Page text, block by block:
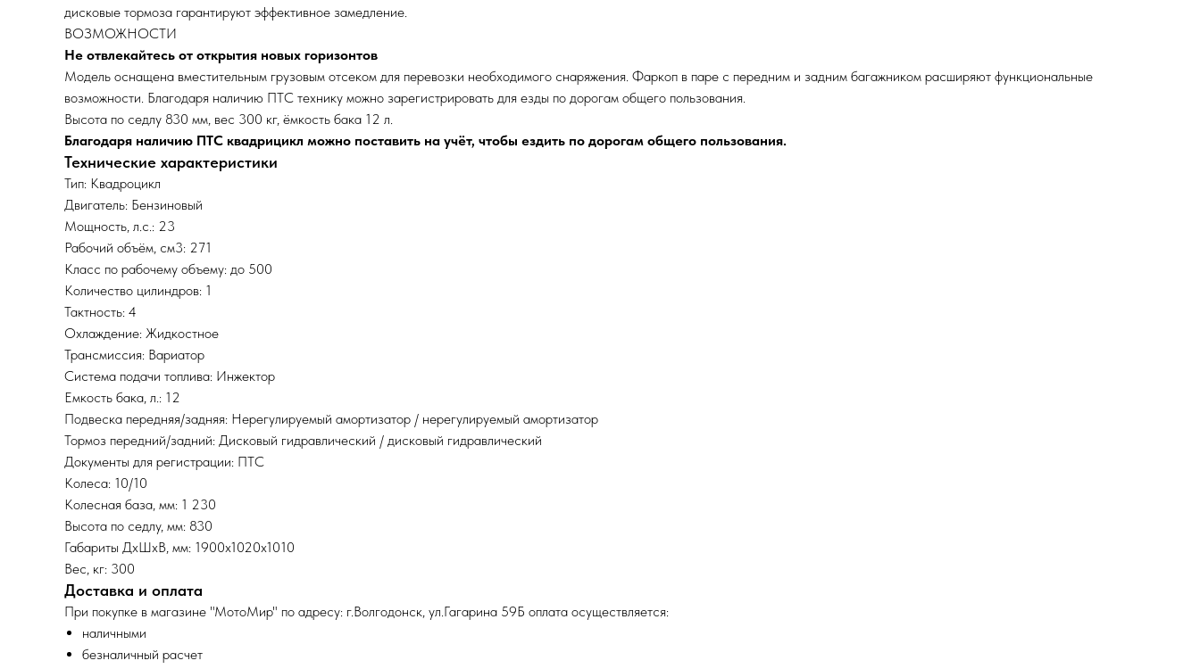
дисковые тормоза гарантируют эффективное замедление.
ВОЗМОЖНОСТИ
Не отвлекайтесь от открытия новых горизонтов
Модель оснащена вместительным грузовым отсеком для перевозки необходимого снаряжения. Фаркоп в паре с передним и задним багажником расширяют функциональные
возможности. Благодаря наличию ПТС технику можно зарегистрировать для езды по дорогам общего пользования.
Высота по седлу 830 мм, вес 300 кг, ёмкость бака 12 л.
Благодаря наличию ПТС квадрицикл можно поставить на учёт, чтобы ездить по дорогам общего пользования.
Технические характеристики
Тип: Квадроцикл
Двигатель: Бензиновый
Мощность, л.с.: 23
Рабочий объём, см3: 271
Класс по рабочему объему: до 500
Количество цилиндров: 1
Тактность: 4
Охлаждение: Жидкостное
Трансмиссия: Вариатор
Система подачи топлива: Инжектор
Емкость бака, л.: 12
Подвеска передняя/задняя: Нерегулируемый амортизатор / нерегулируемый амортизатор
Тормоз передний/задний: Дисковый гидравлический / дисковый гидравлический
Документы для регистрации: ПТС
Колеса: 10/10
Колесная база, мм: 1 230
Высота по седлу, мм: 830
Габариты ДхШхВ, мм: 1900х1020х1010
Вес, кг: 300
Доставка и оплата
При покупке в магазине "МотоМир" по адресу: г.Волгодонск, ул.Гагарина 59Б оплата осуществляется:
наличными
безналичный расчет